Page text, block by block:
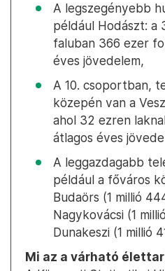
A legszegényebb
például Hodászt: a
faluban 366 ezer
éves jövedelem,
A 10. csoportban,
közepén van a
ahol 32 ezren
átlagos éves
A leggazdagabb
például a főváros
Budaörs (1 millió
Nagykovácsi (1
Dunakeszi (1 millió
Mi az a várható